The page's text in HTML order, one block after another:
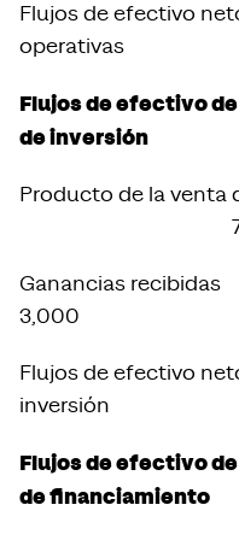
Flujos de efectivo
Flujos de efectivo
de inversión
Producto de la venta
3,000
Flujos de efectivo
inversión
Flujos de efectivo
de financiamiento